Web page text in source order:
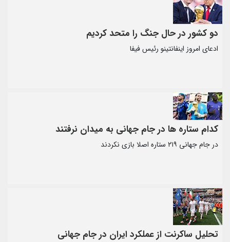
دو کشور در حال جنگ را متحد کردیم
ادعای امروز اینفانتینو رئیس فیفا
کدام ستاره ها در جام جهانی به میدان نرفتند
در جام جهانی ۲۱۹ ستاره اصلا بازی نکردند
تحلیل ساکرنت از عملکرد ایران در جام جهانی